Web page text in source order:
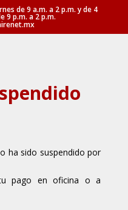
de 9 a.m. a 2 p.m. y de 4
9 p.m. a 2 p.m.
ha sido suspendido por
pago en oficina o a